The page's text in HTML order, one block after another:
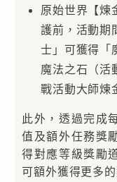
原始世界【
護前，活動期
士」可獲得「
魔法之石（活
戰活動大師煉
此外，透過完成
值及額外任務獎
得對應等級獎勵
可額外獲得更多